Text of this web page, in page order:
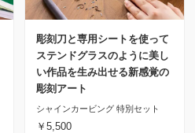
彫刻刀と専用シートを使って
ステンドグラスのように美し
い作品を生み出せる新感覚の
彫刻アート
シャインカービング 特別セット
￥5,500